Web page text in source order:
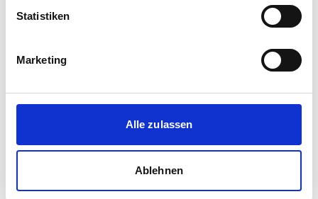
Statistiken
Marketing
Alle zulassen
Ablehnen
Schmitten im Taunus
Kelkheim (Taunus)
Hünstetten
Bad Camberg
Immobilienmarkt und Preise in Idstein